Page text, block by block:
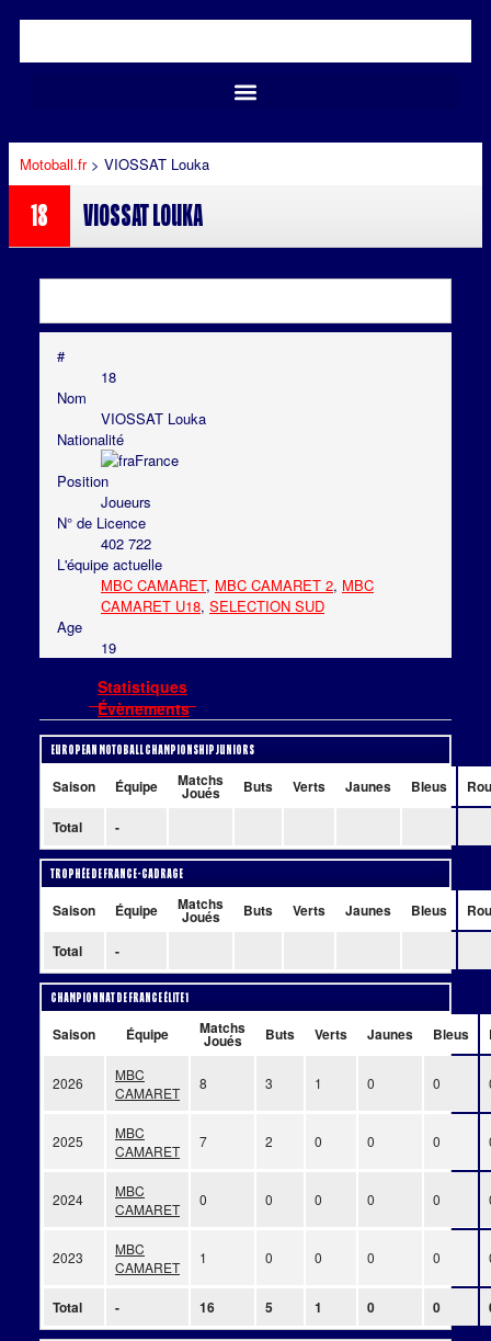
Motoball.fr> VIOSSAT Louka
18 VIOSSAT Louka
#
18
Nom
VIOSSAT Louka
Nationalité
France
Position
Joueurs
N° de Licence
402 722
L'équipe actuelle
MBC CAMARET, MBC CAMARET 2, MBC
CAMARET U18, SELECTION SUD
Age
19
Statistiques
Évènements
European Motoball Championship Juniors
Saison Équipe Matchs
Joués Buts Verts Jaunes Bleus
Total -
Trophée de France - Cadrage
Saison Équipe Matchs
Joués Buts Verts Jaunes Bleus
Total -
Championnat de France Élite 1
Saison Équipe Matchs
Joués Buts Verts Jaunes Bleus
2026
MBC
CAMARET
8 3 1 0 0
2025
MBC
CAMARET
7 2 0 0 0
2024
MBC
CAMARET
0 0 0 0 0
2023
MBC
CAMARET
1 0 0 0 0
Total - 16 5 1 0 0